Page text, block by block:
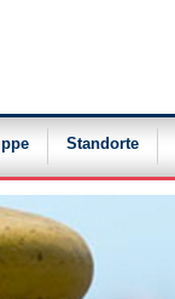
Standorte